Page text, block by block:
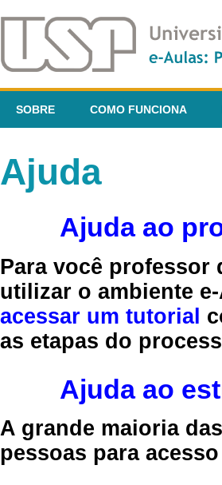
SOBRE COMO FUNCIONA
Ajuda
Ajuda ao
Para você professor
utilizar o ambiente
acessar um tutorial
as etapas do
Ajuda ao
A grande maioria
pessoas para